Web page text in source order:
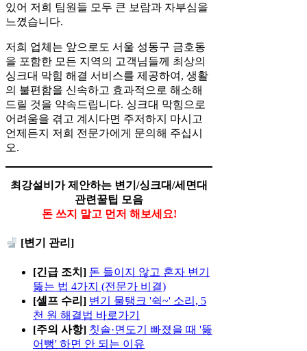
있어 저희 팀원들 모두 큰 보람과 자부심을
느꼈습니다.
저희 업체는 앞으로도 서울 성동구 금호동
을 포함한 모든 지역의 고객님들께 최상의
싱크대 막힘 해결 서비스를 제공하여, 생활
의 불편함을 신속하고 효과적으로 해소해
드릴 것을 약속드립니다. 싱크대 막힘으로
어려움을 겪고 계시다면 주저하지 마시고
언제든지 저희 전문가에게 문의해 주십시
오.
최강설비가 제안하는 변기/싱크대/세면대
관련꿀팁 모음
돈 쓰지 말고 먼저 해보세요!
[변기 관리]
[긴급 조치] 돈 들이지 않고 혼자 변기
뚫는 법 4가지 (전문가 비결)
[셀프 수리] 변기 물탱크 '쉭~' 소리, 5
천 원 해결법 바로가기
[주의 사항] 칫솔·면도기 빠졌을 때 '뚫
어뻥' 하면 안 되는 이유